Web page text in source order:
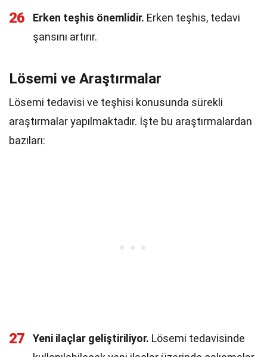
26 Erken teşhis önemlidir. Erken teşhis, tedavi
şansını artırır.
Lösemi ve Araştırmalar
Lösemi tedavisi ve teşhisi konusunda sürekli
araştırmalar yapılmaktadır. İşte bu araştırmalardan
bazıları:
27 Yeni ilaçlar geliştiriliyor. Lösemi tedavisinde